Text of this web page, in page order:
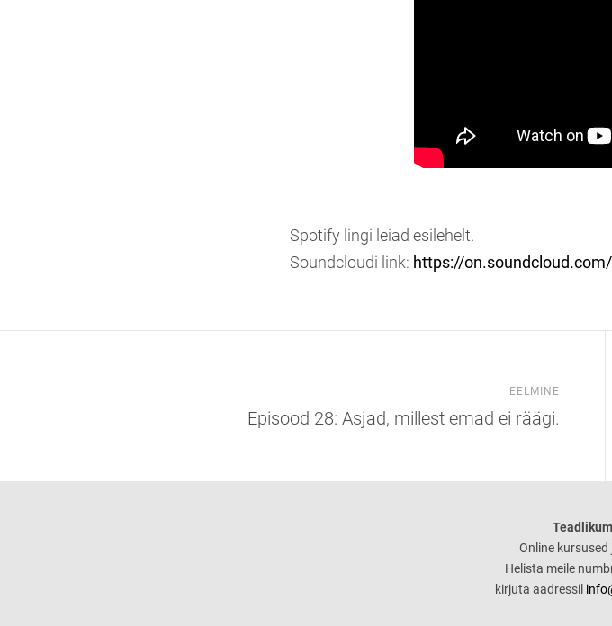
Spotify lingi leiad esilehelt.
Soundcloudi link: https://
EELMINE
Episood 28: Asjad, millest emad ei räägi.
Online kursused
Helista meile
kirjuta aadressil